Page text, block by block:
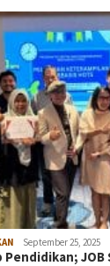
September 25, 2025